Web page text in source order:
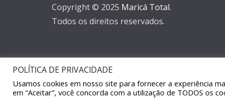
Copyright © 2025 Maricá Total.
Todos os direitos reservados.
POLÍTICA DE PRIVACIDADE
Usamos cookies em nosso site para fornecer a experiência
em “Aceitar”, você concorda com a utilização de TODOS os